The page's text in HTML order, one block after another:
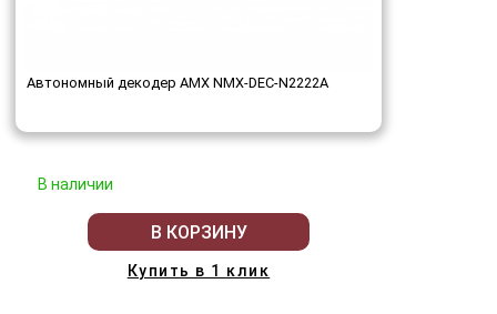
Автономный декодер AMX NMX-DEC-N2222A
В наличии
В КОРЗИНУ
Купить в 1 клик